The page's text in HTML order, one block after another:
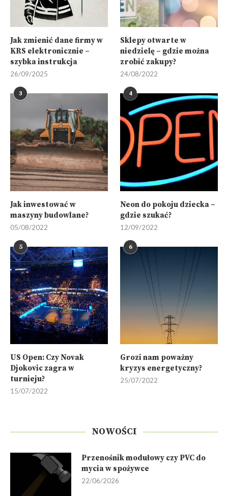
Jak zmienić dane firmy w
KRS elektronicznie –
szybka instrukcja
26/09/2025
Sklepy otwarte w
niedzielę – gdzie można
zrobić zakupy?
24/08/2022
3
Jak inwestować w
maszyny budowlane?
05/08/2022
4
Neon do pokoju dziecka –
gdzie szukać?
12/09/2022
5
US Open: Czy Novak
Djokovic zagra w
turnieju?
15/07/2022
6
Grozi nam poważny
kryzys energetyczny?
25/07/2022
NOWOŚCI
Przenośnik modułowy czy PVC do
mycia w spożywce
22/06/2026